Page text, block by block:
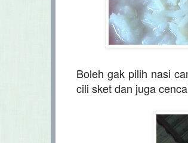
Boleh gak pilih nasi
cili sket dan juga